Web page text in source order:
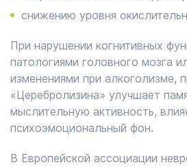
снижению уровня
При нарушении когнитивных
патологиями головного мозга
изменениями при алкоголизме,
«Церебролизина» улучшает
мыслительную активность,
психоэмоциональный фон.
В Европейской ассоциации